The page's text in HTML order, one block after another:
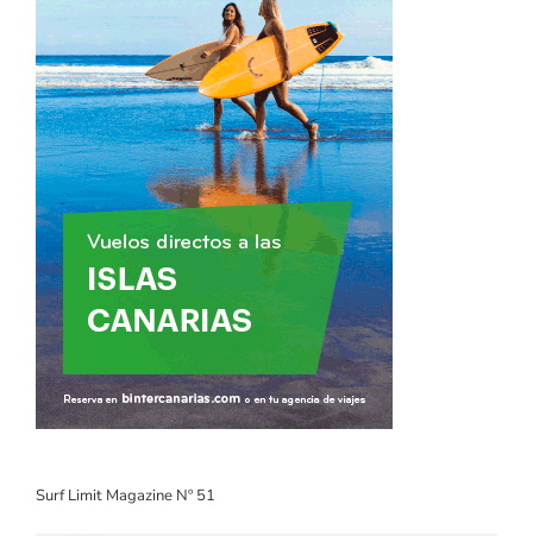
Surf Limit Magazine Nº 51